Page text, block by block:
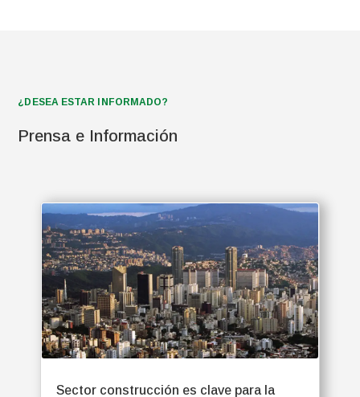
¿DESEA ESTAR INFORMADO?
Prensa e Información
Sector construcción es clave para la